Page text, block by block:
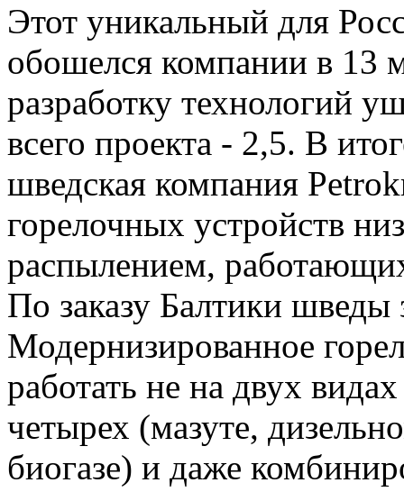
Этот уникальный для
обошелся компании в 13
разработку технологий
всего проекта - 2,5. В
шведская компания
горелочных устройств
распылением,
По заказу Балтики шведы
Модернизированное
работать не на двух
четырех (мазуте,
биогазе) и даже